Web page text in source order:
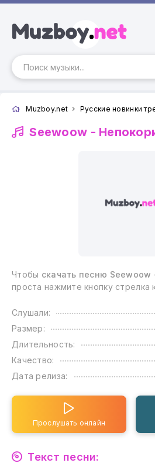
Muzboy.net Русские новинки
Seewoow -
Чтобы скачать песню
проста нажмите кнопку стрелка
Слушали:
Размер:
Длительность:
Качество:
Дата релиза:
Прослушать онлайн
Текст песни: